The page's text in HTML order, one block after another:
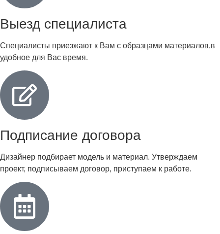
Выезд специалиста
Специалисты приезжают к Вам с образцами материалов,в
удобное для Вас время.
Подписание договора
Дизайнер подбирает модель и материал. Утверждаем
проект, подписываем договор, приступаем к работе.